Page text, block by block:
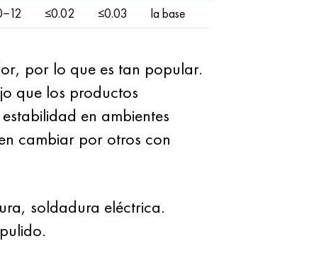
≤0.02 ≤0.03 la base
por lo que es tan popular.
que los productos
en ambientes
cambiar por otros con
soldadura eléctrica.